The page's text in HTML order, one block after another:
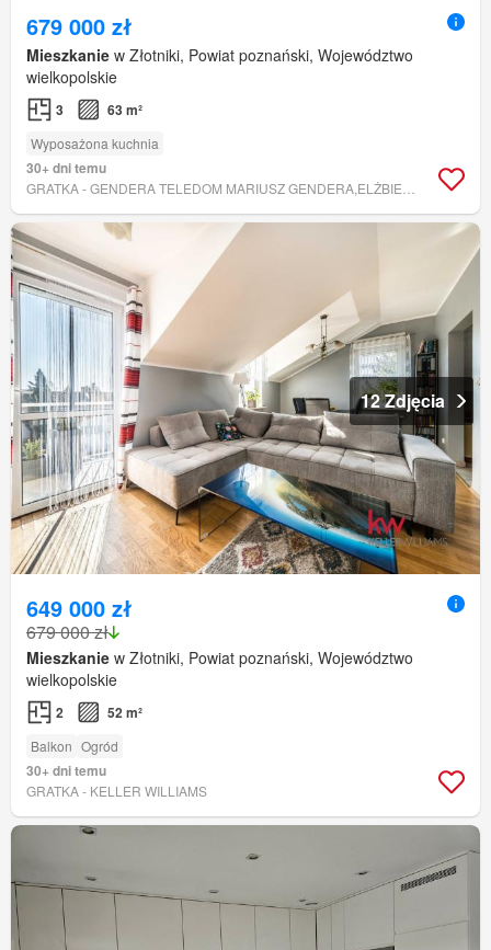
679 000 zł
Mieszkanie w Złotniki, Powiat poznański, Województwo
wielkopolskie
3 63 m²
Wyposażona kuchnia
30+ dni temu
12 Zdjęcia
649 000 zł
679 000 zł
Mieszkanie w Złotniki, Powiat poznański, Województwo
wielkopolskie
2 52 m²
Balkon Ogród
30+ dni temu
GRATKA - KELLER WILLIAMS